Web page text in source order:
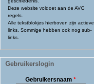
Deze website voldoet aan de AVG
regels.
Alle tekstblokjes hierboven zijn actieve
links. Sommige hebben ook nog sub-
links.
Gebruikerslogin
Gebruikersnaam*